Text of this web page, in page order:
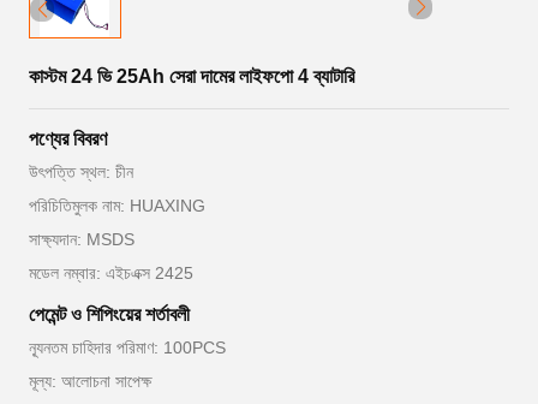
কাস্টম 24 ভি 25Ah সেরা দামের লাইফপো 4 ব্যাটারি
পণ্যের বিবরণ
উৎপত্তি স্থল: চীন
পরিচিতিমুলক নাম: HUAXING
সাক্ষ্যদান: MSDS
মডেল নম্বার: এইচএক্স 2425
পেমেন্ট ও শিপিংয়ের শর্তাবলী
ন্যূনতম চাহিদার পরিমাণ: 100PCS
মূল্য: আলোচনা সাপেক্ষ